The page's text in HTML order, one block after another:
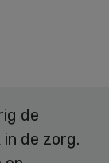
de
in de zorg.